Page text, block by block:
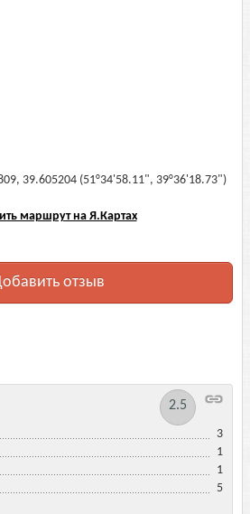
39.605204 (51°34'58.11", 39°36'18.73")
маршрут на Я.Картах
отзыв
2.5
3
1
1
5